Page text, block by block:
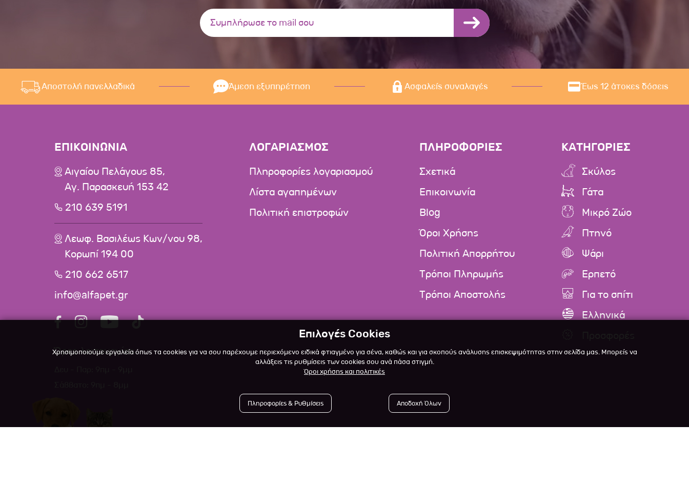
Αποστολή πανελλαδικά Άμεση εξυπηρέτηση Ασφαλείς συναλαγές Έως 12 άτοκες δόσεις
ΕΠΙΚΟΙΝΩΝΙΑ
Αιγαίου Πελάγους 85,
Αγ. Παρασκευή 153 42
210 639 5191
Λεωφ. Βασιλέως Κων/νου 98,
Κορωπί 194 00
210 662 6517
info@alfapet.gr
Ώρες λειτουργίας
ΛΟΓΑΡΙΑΣΜΟΣ
Πληροφορίες λογαριασμού
Λίστα αγαπημένων
Πολιτική επιστροφών
ΠΛΗΡΟΦΟΡΙΕΣ
Σχετικά
Επικοινωνία
Blog
Όροι Χρήσης
Πολιτική Απορρήτου
Τρόποι Πληρωμής
Τρόποι Αποστολής
ΚΑΤΗΓΟΡΙΕΣ
Σκύλος
Γάτα
Μικρό Ζώο
Πτηνό
Ψάρι
Ερπετό
Για το σπίτι
Ελληνικά
Επιλογές Cookies
Χρησιμοποιούμε εργαλεία όπως τα cookies για να σου παρέχουμε περιεχόμενο ειδικά φτιαγμένο για σένα, καθώς και για σκοπούς ανάλυσης επισκεψιμότητας στην σελίδα μας. Μπορείς να
αλλάξεις τις ρυθμίσεις των cookies σου ανά πάσα στιγμή.
Όροι χρήσης και πολιτικές
Πληροφορίες & Ρυθμίσεις Αποδοχή Όλων